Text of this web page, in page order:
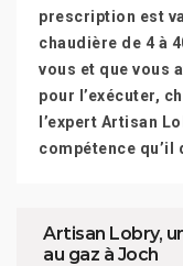
prescription est
chaudière de 4 à
vous et que vous
pour l’exécuter,
l’expert Artisan
compétence qu’il
Artisan Lobry,
au gaz à Joch